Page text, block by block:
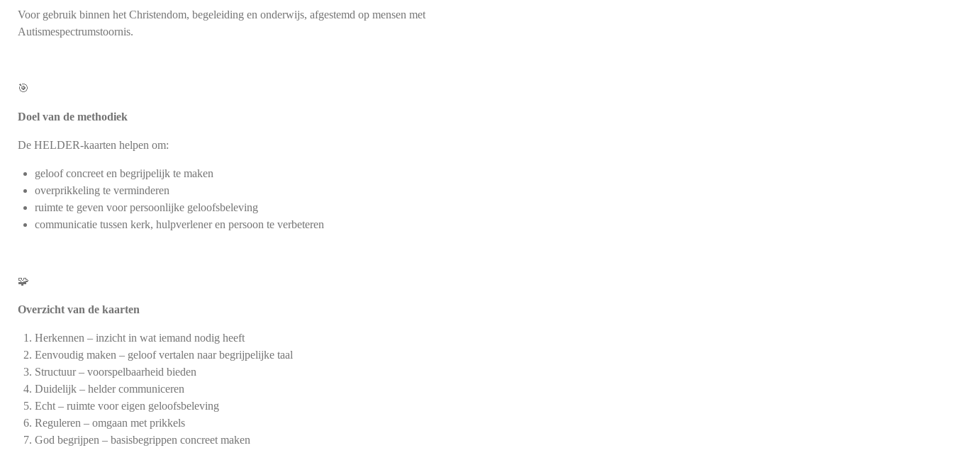
Voor gebruik binnen het Christendom, begeleiding en onderwijs, afgestemd op mensen met
Autismespectrumstoornis.
🎯
Doel van de methodiek
De HELDER-kaarten helpen om:
geloofconcreet en begrijpelijk te maken
overprikkeling te verminderen
ruimte te geven voorpersoonlijke geloofsbeleving
communicatie tussen kerk, hulpverlener en persoon te verbeteren
🧩
Overzicht van de kaarten
Herkennen – inzicht in wat iemand nodig heeft
Eenvoudig maken – geloof vertalen naar begrijpelijke taal
Structuur– voorspelbaarheid bieden
Duidelijk – helder communiceren
Echt – ruimte voor eigen geloofsbeleving
Reguleren – omgaan met prikkels
God begrijpen – basisbegrippen concreet maken